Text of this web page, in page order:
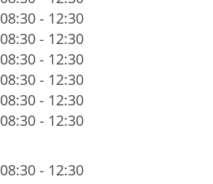
08:30 - 12:30
08:30 - 12:30
08:30 - 12:30
08:30 - 12:30
08:30 - 12:30
08:30 - 12:30
08:30 - 12:30